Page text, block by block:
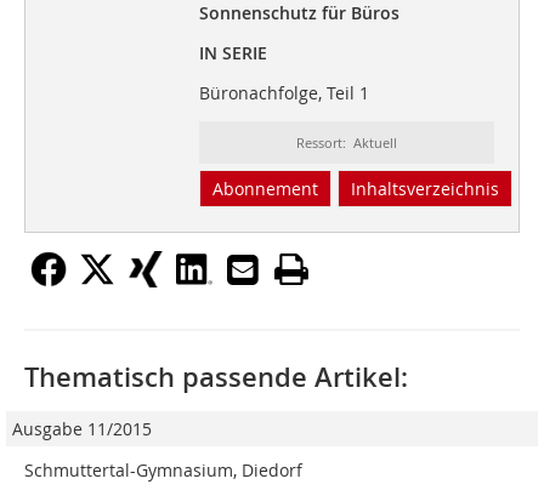
Sonnenschutz für Büros
IN SERIE
Büronachfolge, Teil 1
Ressort: Aktuell
Abonnement Inhaltsverzeichnis
Thematisch passende Artikel:
Ausgabe 11/2015
Schmuttertal-Gymnasium, Diedorf